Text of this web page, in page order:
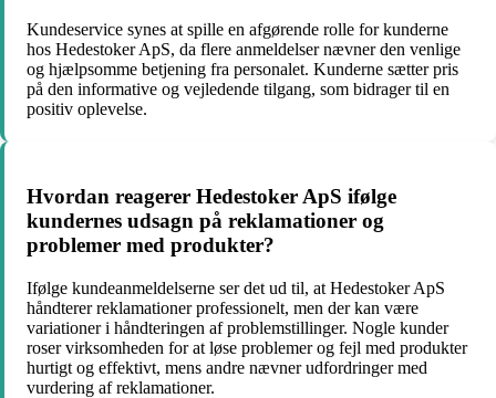
Kundeservice synes at spille en afgørende rolle for kunderne
hos Hedestoker ApS, da flere anmeldelser nævner den venlige
og hjælpsomme betjening fra personalet. Kunderne sætter pris
på den informative og vejledende tilgang, som bidrager til en
positiv oplevelse.
Hvordan reagerer Hedestoker ApS ifølge
kundernes udsagn på reklamationer og
problemer med produkter?
Ifølge kundeanmeldelserne ser det ud til, at Hedestoker ApS
håndterer reklamationer professionelt, men der kan være
variationer i håndteringen af problemstillinger. Nogle kunder
roser virksomheden for at løse problemer og fejl med produkter
hurtigt og effektivt, mens andre nævner udfordringer med
vurdering af reklamationer.